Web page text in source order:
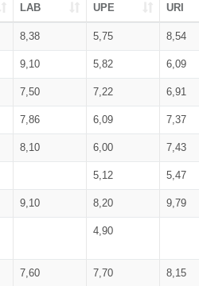
LAB UPE URI
8,38 5,75 8,54
9,10 5,82 6,09
7,50 7,22 6,91
7,86 6,09 7,37
8,10 6,00 7,43
5,12 5,47
9,10 8,20 9,79
4,90
7,60 7,70 8,15